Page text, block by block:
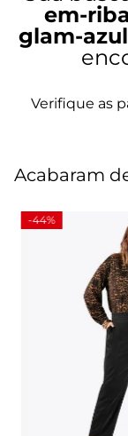
em-
glam-
Acabaram
-44%